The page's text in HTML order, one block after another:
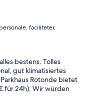
faciliteter,
bestens. Tolles
gut klimatisiertes
Rotonde bietet
für 24h). Wir würden